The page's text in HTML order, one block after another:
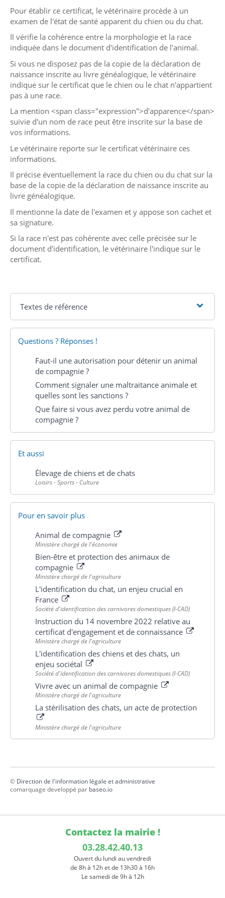
Pour établir ce certificat, le vétérinaire procède à un
examen de l'état de santé apparent du chien ou du chat.
Il vérifie la cohérence entre la morphologie et la race
indiquée dans le document d'identification de l'animal.
Si vous ne disposez pas de la copie de la déclaration de
naissance inscrite au livre généalogique, le vétérinaire
indique sur le certificat que le chien ou le chat n'appartient
pas à une race.
La mention <span class="expression">d'apparence</span>
suivie d'un nom de race peut être inscrite sur la base de
vos informations.
Le vétérinaire reporte sur le certificat vétérinaire ces
informations.
Il précise éventuellement la race du chien ou du chat sur la
base de la copie de la déclaration de naissance inscrite au
livre généalogique.
Il mentionne la date de l'examen et y appose son cachet et
sa signature.
Si la race n'est pas cohérente avec celle précisée sur le
document d'identification, le vétérinaire l'indique sur le
certificat.
Textes de référence
Questions ? Réponses !
Faut-il une autorisation pour détenir un animal
de compagnie ?
Comment signaler une maltraitance animale et
quelles sont les sanctions ?
Que faire si vous avez perdu votre animal de
compagnie ?
Et aussi
Élevage de chiens et de chats
Loisirs - Sports - Culture
Pour en savoir plus
Animal de compagnie
Ministère chargé de l'économie
Bien-être et protection des animaux de
compagnie
Ministère chargé de l'agriculture
L'identification du chat, un enjeu crucial en
France
Société d'identification des carnivores domestiques (I-CAD)
Instruction du 14 novembre 2022 relative au
certificat d'engagement et de connaissance
Ministère chargé de l'agriculture
L'identification des chiens et des chats, un
enjeu sociétal
Société d'identification des carnivores domestiques (I-CAD)
Vivre avec un animal de compagnie
Ministère chargé de l'agriculture
La stérilisation des chats, un acte de protection
Ministère chargé de l'agriculture
© Direction de l'information légale et administrative
comarquage developpé par baseo.io
Contactez la mairie !
03.28.42.40.13
Ouvert du lundi au vendredi
de 8h à 12h et de 13h30 à 16h
Le samedi de 9h à 12h